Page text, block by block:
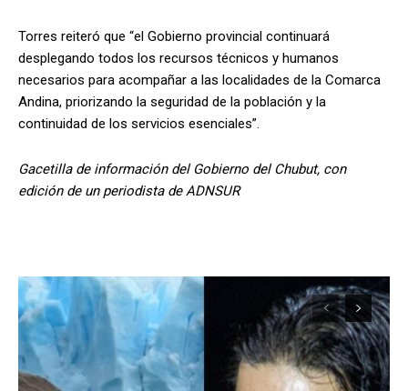
Torres reiteró que “el Gobierno provincial continuará
desplegando todos los recursos técnicos y humanos
necesarios para acompañar a las localidades de la Comarca
Andina, priorizando la seguridad de la población y la
continuidad de los servicios esenciales”.
Gacetilla de información del Gobierno del Chubut, con
edición de un periodista de ADNSUR